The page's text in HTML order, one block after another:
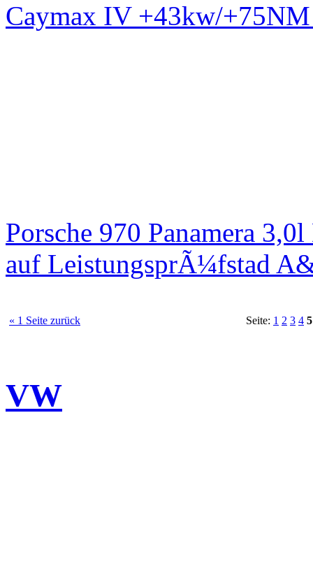
Caymax IV +43kw/
Porsche 970 Panamera
auf LeistungsprÃ¼fstad
« 1 Seite zurück Seite: 1 2 3 4 5
VW